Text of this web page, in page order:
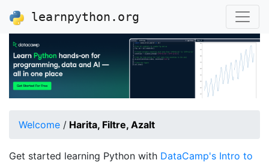
learnpython.org
Welcome / Harita, Filtre, Azalt
Get started learning Python with DataCamp's Intro to